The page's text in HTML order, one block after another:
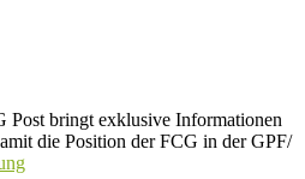
Post bringt exklusive Informationen
die Position der FCG in der GPF/